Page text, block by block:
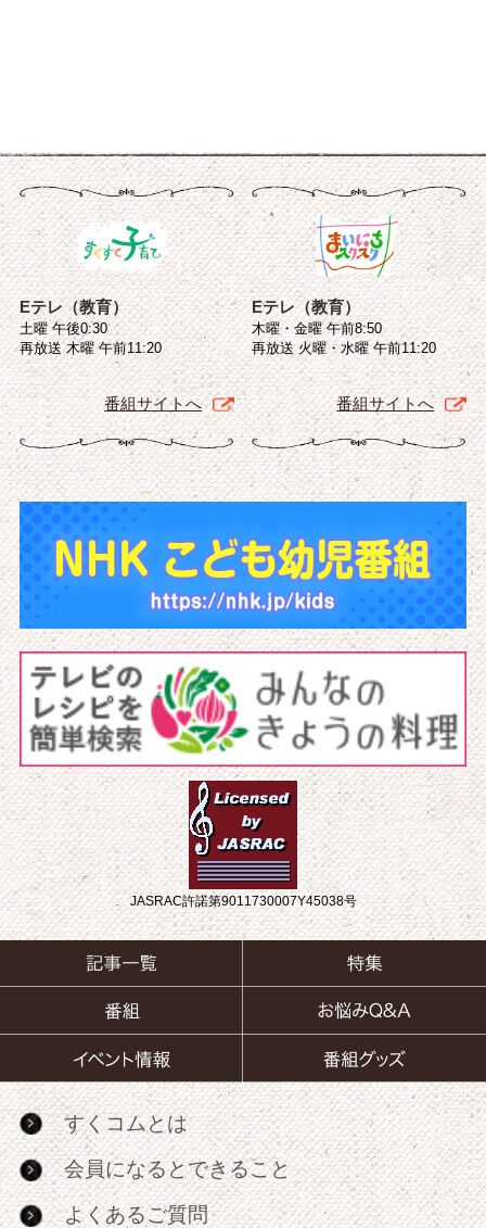
Eテレ（教育）
土曜 午後0:30
再放送 木曜 午前11:20
番組サイトへ
Eテレ（教育）
木曜・金曜 午前8:50
再放送 火曜・水曜 午前11:20
番組サイトへ
JASRAC許諾第9011730007Y45038号
すくコムとは
会員になるとできること
よくあるご質問